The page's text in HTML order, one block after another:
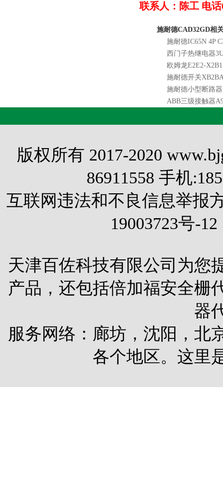
联系人：陈工 电话
施耐德CAD32GD相
施耐德IC65N 4P
西门子热继电器
欧姆龙E2E2-X2B1
施耐德开关
施耐德小型断路
ABB三级接触器
版权所有 2017-2020
86911558 手机
互联网违法和不良信息举报
19003723号-12
天津百佐科技有限公司为您
产品，还包括倍加福安全栅
器
服务网络：廊坊，沈阳，北
各个地区。这里